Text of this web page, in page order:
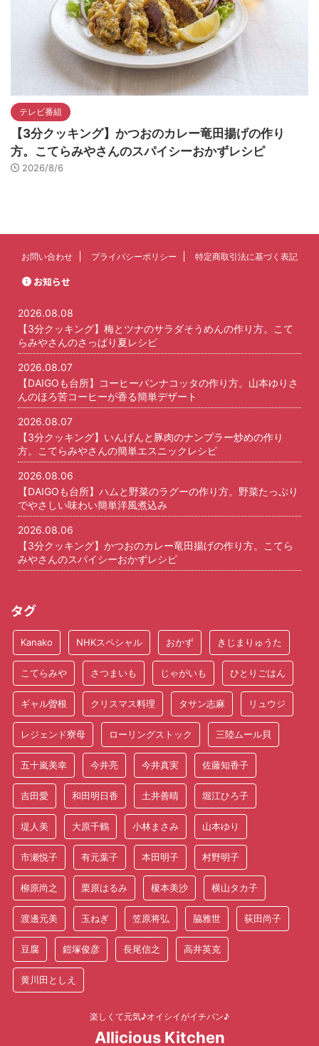
テレビ番組
【3分クッキング】かつおのカレー竜田揚げの作り
方。こてらみやさんのスパイシーおかずレシピ
2026/8/6
お問い合わせ プライバシーポリシー 特定商取引法に基づく表記
お知らせ
2026.08.08
【3分クッキング】梅とツナのサラダそうめんの作り方。こて
らみやさんのさっぱり夏レシピ
2026.08.07
【DAIGOも台所】コーヒーパンナコッタの作り方。山本ゆりさ
んのほろ苦コーヒーが香る簡単デザート
2026.08.07
【3分クッキング】いんげんと豚肉のナンプラー炒めの作り
方。こてらみやさんの簡単エスニックレシピ
2026.08.06
【DAIGOも台所】ハムと野菜のラグーの作り方。野菜たっぷり
でやさしい味わい簡単洋風煮込み
2026.08.06
【3分クッキング】かつおのカレー竜田揚げの作り方。こてら
みやさんのスパイシーおかずレシピ
タグ
Kanako NHKスペシャル おかず きじまりゅうた
こてらみや さつまいも じゃがいも ひとりごはん
ギャル曽根 クリスマス料理 タサン志麻 リュウジ
レジェンド寮母 ローリングストック 三陸ムール貝
五十嵐美幸 今井亮 今井真実 佐藤知香子
吉田愛 和田明日香 土井善晴 堀江ひろ子
堤人美 大原千鶴 小林まさみ 山本ゆり
市瀬悦子 有元葉子 本田明子 村野明子
柳原尚之 栗原はるみ 榎本美沙 横山タカ子
渡邊元美 玉ねぎ 笠原将弘 脇雅世 荻田尚子
豆腐 鎧塚俊彦 長尾信之 高井英克
黄川田としえ
楽しくて元気♪オイシイがイチバン♪
AIlicious Kitchen